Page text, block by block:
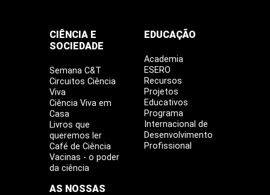
CIÊNCIA E
SOCIEDADE
Semana C&T
Circuitos Ciência
Viva
Ciência Viva em
Casa
Livros que
queremos ler
Café de Ciência
Vacinas - o poder
da ciência
EDUCAÇÃO
Academia
ESERO
Recursos
Projetos
Educativos
Programa
Internacional de
Desenvolvimento
Profissional
AS NOSSAS